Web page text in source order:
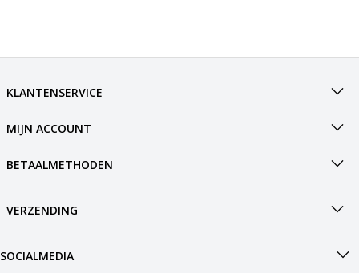
KLANTENSERVICE
MIJN ACCOUNT
BETAALMETHODEN
VERZENDING
SOCIALMEDIA